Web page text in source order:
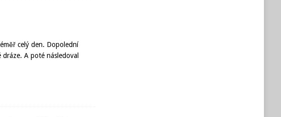
celý den. Dopolední
A poté následoval